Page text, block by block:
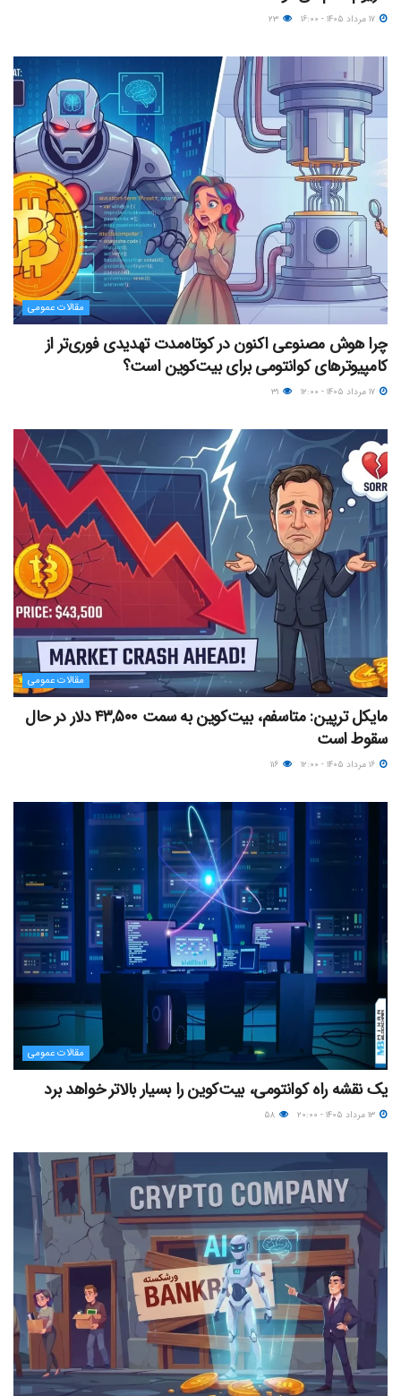
مقالات عمومی
چرا هوش مصنوعی اکنون در کوتاه‌مدت تهدیدی فوری‌تر از
کامپیوترهای کوانتومی برای بیت‌کوین است؟
مقالات عمومی
مایکل ترپین: متاسفم، بیت‌کوین به سمت ۴۳,۵۰۰ دلار در حال
سقوط است
مقالات عمومی
یک نقشه راه کوانتومی، بیت‌کوین را بسیار بالاتر خواهد برد